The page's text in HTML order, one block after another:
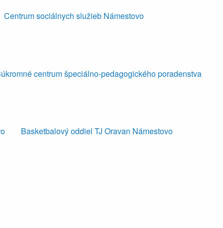
Centrum sociálnych služieb Námestovo
centrum špeciálno-pedagogického poradenstva
Basketbalový oddiel TJ Oravan Námestovo